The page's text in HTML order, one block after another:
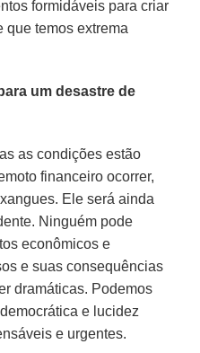
formidáveis para criar
que temos extrema
um desastre de
as condições estão
financeiro ocorrer,
Ele será ainda
Ninguém pode
econômicos e
e suas consequências
dramáticas. Podemos
e lucidez
e urgentes.